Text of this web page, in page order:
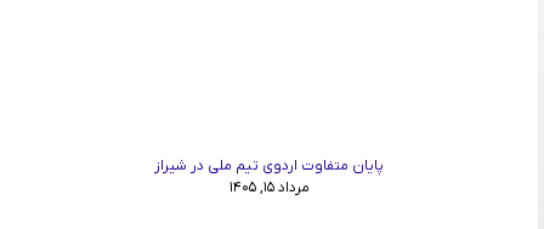
پایان متفاوت اردوی تیم ملی در شیراز
مرداد ۱۵, ۱۴۰۵